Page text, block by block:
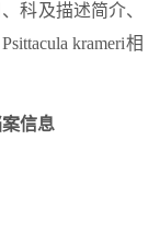
科及描述简介、
krameri相
信息